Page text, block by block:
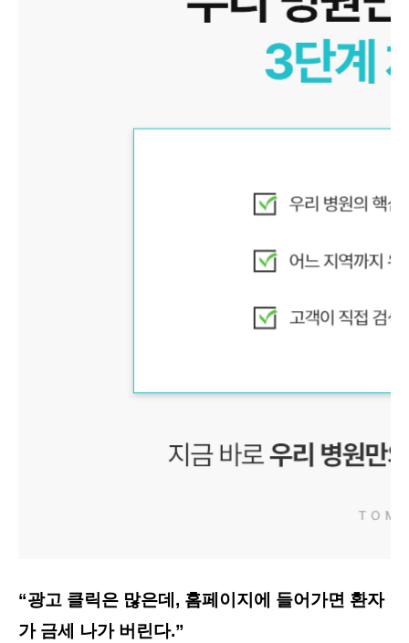
“광고 클릭은 많은데, 홈페이지에 들어가면 환자
가 금세 나가 버린다.”